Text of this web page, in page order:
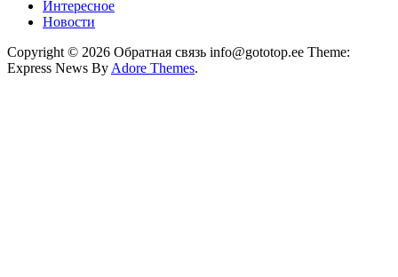
Интересное
Новости
Copyright © 2026 Обратная связь info@gototop.ee Theme:
Express News By Adore Themes.